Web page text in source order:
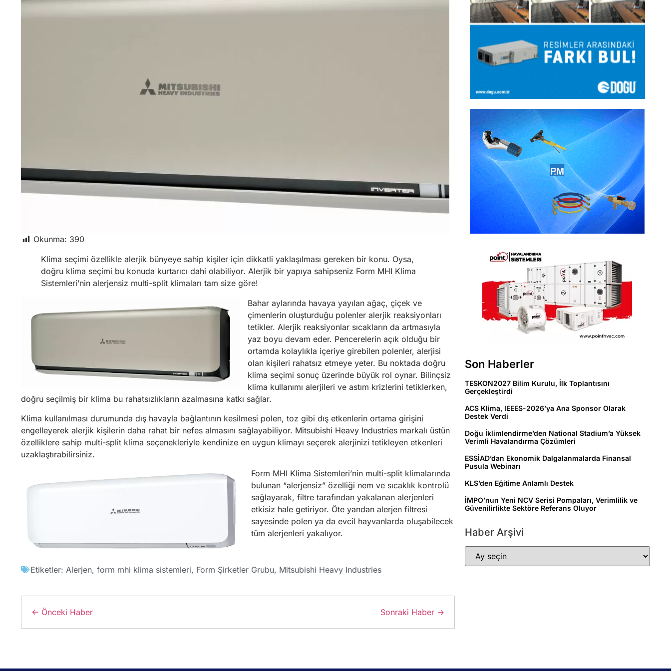
Okunma: 390
Klima seçimi özellikle alerjik bünyeye sahip kişiler için dikkatli yaklaşılması gereken bir konu. Oysa,
doğru klima seçimi bu konuda kurtarıcı dahi olabiliyor. Alerjik bir yapıya sahipseniz Form MHI Klima
Sistemleri’nin alerjensiz multi-split klimaları tam size göre!
Bahar aylarında havaya yayılan ağaç, çiçek ve
çimenlerin oluşturduğu polenler alerjik reaksiyonları
tetikler. Alerjik reaksiyonlar sıcakların da artmasıyla
yaz boyu devam eder. Pencerelerin açık olduğu bir
ortamda kolaylıkla içeriye girebilen polenler, alerjisi
olan kişileri rahatsız etmeye yeter. Bu noktada doğru
klima seçimi sonuç üzerinde büyük rol oynar. Bilinçsiz
klima kullanımı alerjileri ve astım krizlerini tetiklerken,
doğru seçilmiş bir klima bu rahatsızlıkların azalmasına katkı sağlar.
Klima kullanılması durumunda dış havayla bağlantının kesilmesi polen, toz gibi dış etkenlerin ortama girişini
engelleyerek alerjik kişilerin daha rahat bir nefes almasını sağlayabiliyor. Mitsubishi Heavy Industries markalı üstün
özelliklere sahip multi-split klima seçenekleriyle kendinize en uygun klimayı seçerek alerjinizi tetikleyen etkenleri
uzaklaştırabilirsiniz.
Form MHI Klima Sistemleri’nin multi-split klimalarında
bulunan “alerjensiz” özelliği nem ve sıcaklık kontrolü
sağlayarak, filtre tarafından yakalanan alerjenleri
etkisiz hale getiriyor. Öte yandan alerjen filtresi
sayesinde polen ya da evcil hayvanlarda oluşabilecek
tüm alerjenleri yakalıyor.
Etiketler: Alerjen, form mhi klima sistemleri, Form Şirketler Grubu, Mitsubishi Heavy Industries
← Önceki Haber Sonraki Haber →
Son Haberler
TESKON2027 Bilim Kurulu, İlk Toplantısını
Gerçekleştirdi
ACS Klima, IEEES-2026’ya Ana Sponsor Olarak
Destek Verdi
Doğu İklimlendirme’den National Stadium’a Yüksek
Verimli Havalandırma Çözümleri
ESSİAD’dan Ekonomik Dalgalanmalarda Finansal
Pusula Webinarı
KLS’den Eğitime Anlamlı Destek
İMPO’nun Yeni NCV Serisi Pompaları, Verimlilik ve
Güvenilirlikte Sektöre Referans Oluyor
Haber Arşivi